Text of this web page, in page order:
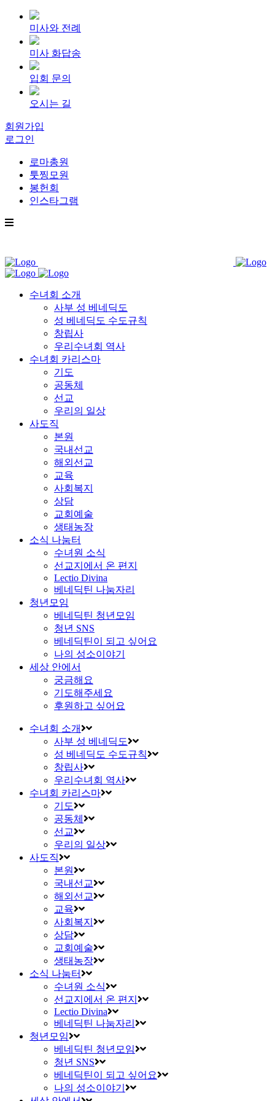
미사와 전례
미사 화답송
입회 문의
오시는 길
회원가입
로그인
로마총원
툿찡모원
봉헌회
인스타그램
수녀회 소개
사부 성 베네딕도
성 베네딕도 수도규칙
창립사
우리수녀회 역사
수녀회 카리스마
기도
공동체
선교
우리의 일상
사도직
본원
국내선교
해외선교
교육
사회복지
상담
교회예술
생태농장
소식 나눔터
수녀원 소식
선교지에서 온 편지
Lectio Divina
베네딕틴 나눔자리
청년모임
베네딕틴 청년모임
청년 SNS
베네딕틴이 되고 싶어요
나의 성소이야기
세상 안에서
궁금해요
기도해주세요
후원하고 싶어요
수녀회 소개
사부 성 베네딕도
성 베네딕도 수도규칙
창립사
우리수녀회 역사
수녀회 카리스마
기도
공동체
선교
우리의 일상
사도직
본원
국내선교
해외선교
교육
사회복지
상담
교회예술
생태농장
소식 나눔터
수녀원 소식
선교지에서 온 편지
Lectio Divina
베네딕틴 나눔자리
청년모임
베네딕틴 청년모임
청년 SNS
베네딕틴이 되고 싶어요
나의 성소이야기